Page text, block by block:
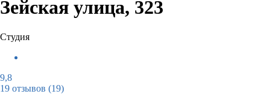
Зейская улица, 323
Студия
9,8
19 отзывов (19)